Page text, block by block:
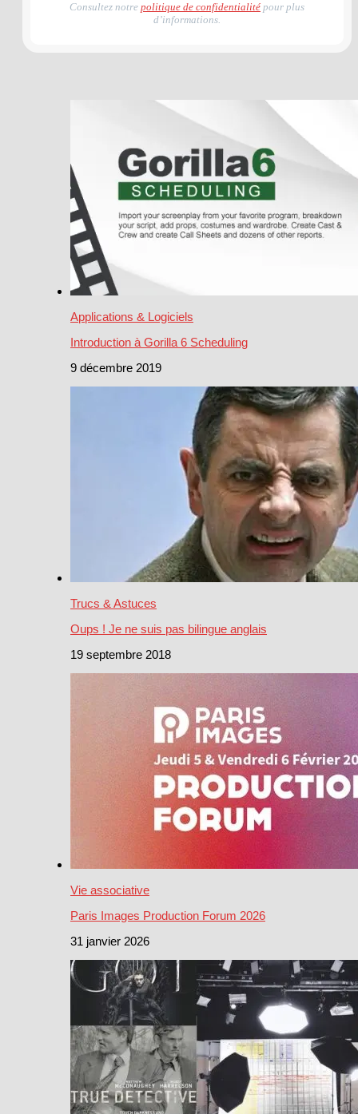
Consultez notre politique de confidentialité pour plus
d’informations.
Applications & Logiciels
Introduction à Gorilla 6 Scheduling
9 décembre 2019
Trucs & Astuces
Oups ! Je ne suis pas bilingue anglais
19 septembre 2018
Vie associative
Paris Images Production Forum 2026
31 janvier 2026